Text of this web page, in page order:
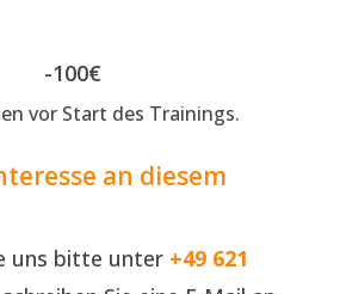
-100€
vor Start des Trainings.
an diesem
uns bitte unter +49 621